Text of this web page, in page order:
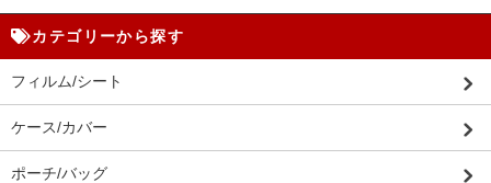
カテゴリーから探す
フィルム/シート
ケース/カバー
ポーチ/バッグ